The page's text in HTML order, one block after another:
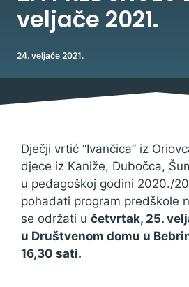
veljače 2021.
24. veljače 2021.
Dječji vrtić “Ivančica” iz
djece iz Kaniže, Dubočca,
u pedagoškoj godini 2020./
pohađati program predškole
se održati u četvrtak, 25.
u Društvenom domu u
16,30 sati.